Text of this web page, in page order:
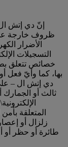
إنّ دي إتش
ظروف خارجة عن
الأضرار
التسجيلات
خصائص تتعلق
بها، كما وأيّ
دي إتش ال –
ثالث أو
المتعلقة
زلزال أو
طائرة أو حظر أو